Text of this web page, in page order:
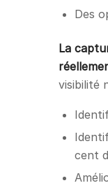
Des
La
visibilité
cent